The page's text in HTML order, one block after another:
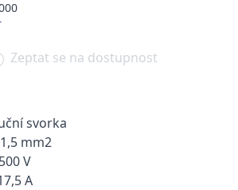
Zeptat se na dostupnost
svorka
mm2
V
A